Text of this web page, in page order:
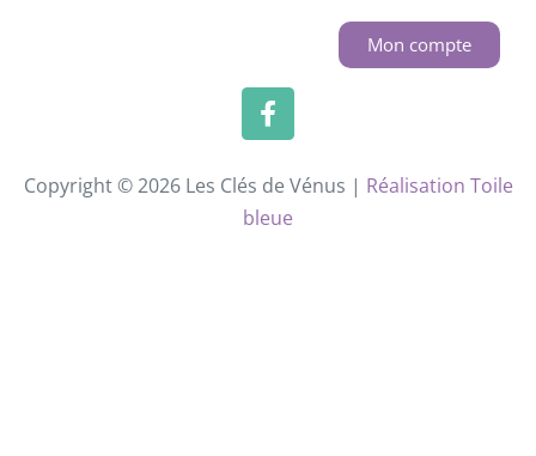
Mon compte
Copyright © 2026 Les Clés de Vénus | Réalisation Toile
bleue